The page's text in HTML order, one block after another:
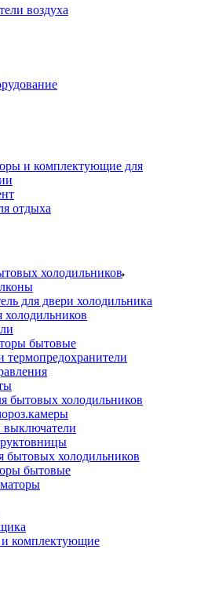
воздуха
и комплектующие для
отдыха
холодильников
для двери холодильника
холодильников
бытовые
термопредохранители
бытовых холодильников
холодильников
бытовые
и комплектующие